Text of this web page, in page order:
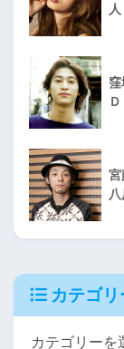
窪
宮
カテゴリ